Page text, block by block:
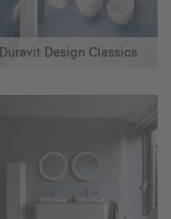
Duravit Design Classics